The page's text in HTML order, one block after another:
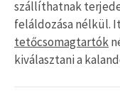
szállíthatnak
feláldozása nélkül.
tetőcsomagtartók
kiválasztani a